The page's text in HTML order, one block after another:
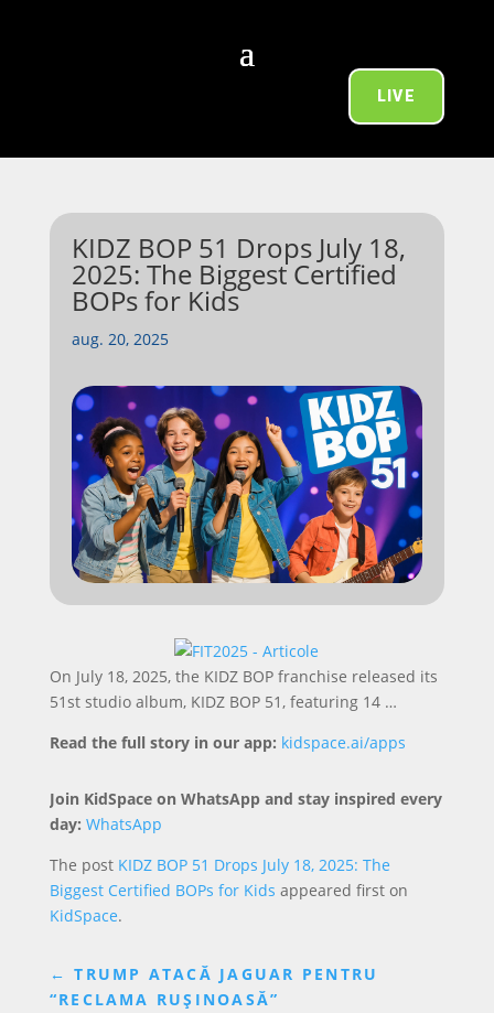
LIVE
KIDZ BOP 51 Drops July 18,
2025: The Biggest Certified
BOPs for Kids
aug. 20, 2025
On July 18, 2025, the KIDZ BOP franchise released its
51st studio album, KIDZ BOP 51, featuring 14 …
Read the full story in our app: kidspace.ai/apps
Join KidSpace on WhatsApp and stay inspired every
day: WhatsApp
The post KIDZ BOP 51 Drops July 18, 2025: The
Biggest Certified BOPs for Kids appeared first on
KidSpace.
←TRUMP ATACĂ JAGUAR PENTRU
“RECLAMA RUȘINOASĂ”